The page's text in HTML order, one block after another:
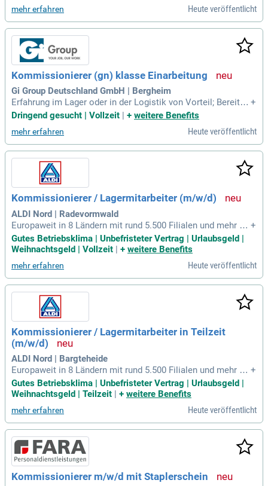
mehr erfahren Heute veröffentlicht
Kommissionierer (gn) klasse Einarbeitung
Gi Group Deutschland GmbH | Bergheim
Erfahrung im Lager oder in der Logistik von Vorteil; Bereitsc
haft zur Schichtarbeit und Flexibilität; Selbständige und stru
oder weitere Sprachen von Vorteil. ab sofort in Vollzeit in B
ergheim
+
Dringend gesucht | Vollzeit
+ weitere Benefits
mehr erfahren Heute veröffentlicht
Kommissionierer / Lagermitarbeiter (m/w/d)
ALDI Nord | Radevormwald
Europaweit in 8 Ländern mit rund 5.500 Filialen und mehr al
s 90.000 Mitarbeitenden.
+
Gutes Betriebsklima | Unbefristeter Vertrag | Urlaubsgeld |
Weihnachtsgeld | Vollzeit | + weitere Benefits
mehr erfahren Heute veröffentlicht
Kommissionierer / Lagermitarbeiter in Teilzeit
(m/w/d)
ALDI Nord | Bargteheide
Europaweit in 8 Ländern mit rund 5.500 Filialen und mehr al
s 90.000 Mitarbeitenden.
+
Gutes Betriebsklima | Unbefristeter Vertrag | Urlaubsgeld |
Weihnachtsgeld | Teilzeit | + weitere Benefits
mehr erfahren Heute veröffentlicht
Kommissionierer m/w/d mit Staplerschein